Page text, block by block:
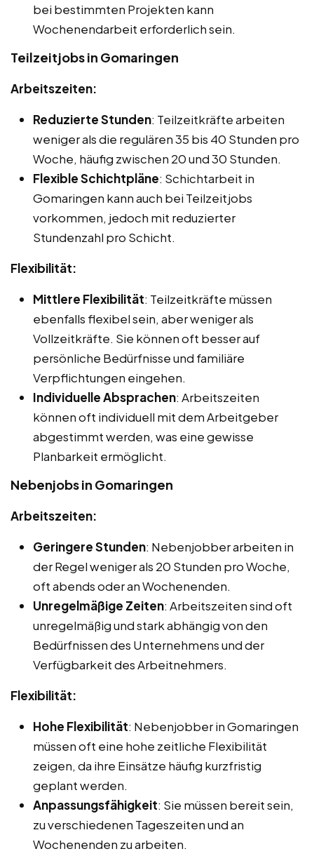
bei bestimmten Projekten kann
Wochenendarbeit erforderlich sein.
Teilzeitjobs in Gomaringen
Arbeitszeiten:
Reduzierte Stunden: Teilzeitkräfte arbeiten
weniger als die regulären 35 bis 40 Stunden pro
Woche, häufig zwischen 20 und 30 Stunden.
Flexible Schichtpläne: Schichtarbeit in
Gomaringen kann auch bei Teilzeitjobs
vorkommen, jedoch mit reduzierter
Stundenzahl pro Schicht.
Flexibilität:
Mittlere Flexibilität: Teilzeitkräfte müssen
ebenfalls flexibel sein, aber weniger als
Vollzeitkräfte. Sie können oft besser auf
persönliche Bedürfnisse und familiäre
Verpflichtungen eingehen.
Individuelle Absprachen: Arbeitszeiten
können oft individuell mit dem Arbeitgeber
abgestimmt werden, was eine gewisse
Planbarkeit ermöglicht.
Nebenjobs in Gomaringen
Arbeitszeiten:
Geringere Stunden: Nebenjobber arbeiten in
der Regel weniger als 20 Stunden pro Woche,
oft abends oder an Wochenenden.
Unregelmäßige Zeiten: Arbeitszeiten sind oft
unregelmäßig und stark abhängig von den
Bedürfnissen des Unternehmens und der
Verfügbarkeit des Arbeitnehmers.
Flexibilität:
Hohe Flexibilität: Nebenjobber in Gomaringen
müssen oft eine hohe zeitliche Flexibilität
zeigen, da ihre Einsätze häufig kurzfristig
geplant werden.
Anpassungsfähigkeit: Sie müssen bereit sein,
zu verschiedenen Tageszeiten und an
Wochenenden zu arbeiten.